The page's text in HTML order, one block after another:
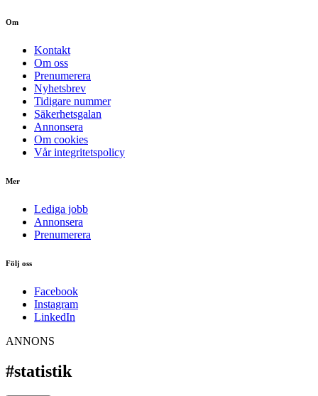
Om
Kontakt
Om oss
Prenumerera
Nyhetsbrev
Tidigare nummer
Säkerhetsgalan
Annonsera
Om cookies
Vår integritetspolicy
Mer
Lediga jobb
Annonsera
Prenumerera
Följ oss
Facebook
Instagram
LinkedIn
ANNONS
#statistik